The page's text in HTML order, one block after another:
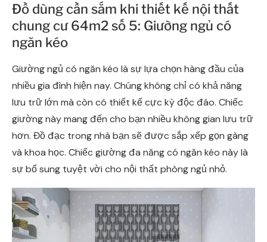
Đồ dùng cần sắm khi thiết kế nội thất
chung cư 64m2 số 5: Giường ngủ có
ngăn kéo
Giường ngủ có ngăn kéo là sự lựa chọn hàng đầu của
nhiều gia đình hiện nay. Chúng không chỉ có khả năng
lưu trữ lớn mà còn có thiết kế cực kỳ độc đáo. Chiếc
giường này mang đến cho bạn nhiều không gian lưu trữ
hơn. Đồ đạc trong nhà bạn sẽ được sắp xếp gọn gàng
và khoa học. Chiếc giường đa năng có ngăn kéo này là
sự bổ sung tuyệt vời cho nội thất phòng ngủ nhỏ.